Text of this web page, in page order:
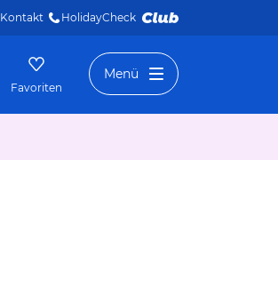
Kontakt HolidayCheck
Favoriten
Menü